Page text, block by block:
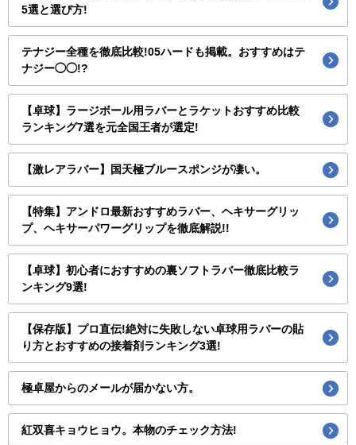
5選と選び方!
テナジー全種を徹底比較!05ハードも掲載。おすすめはテ
ナジー◯◯!?
【卓球】ラージボール用ラバーとラケットおすすめ比較
ランキング7選を元全国王者が選定!
【激レアラバー】国天極ブルースポンジが凄い。
【特集】アンドロ最新おすすめラバー、ヘキサーグリッ
プ、ヘキサーパワーグリップを徹底解説!!
【卓球】初心者におすすめの裏ソフトラバー徹底比較ラ
ンキング9選!
【保存版】プロ直伝!絶対に失敗しない卓球用ラバーの貼
り方とおすすめの接着剤ランキング3選!
極卓屋からのメールが届かない方。
紅双喜キョウヒョウ。本物のチェック方法!